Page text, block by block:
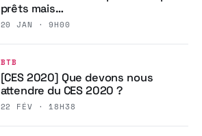
prêts mais…
20 JAN · 9H00
BTB
[CES 2020] Que devons nous
attendre du CES 2020 ?
22 FÉV · 18H38